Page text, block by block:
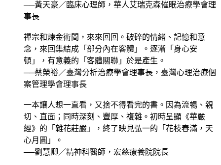
──黃天豪／臨床心理師，華人艾瑞克森催眠治療學會理
事長
禪宗和煉金術間，來來回回。破碎的情緒、記憶和意
念，來回集結成「部分內在客體」。逐漸「身心安
頓」，有意義的「客體關聯」於是產生。
──蔡榮裕／臺灣分析治療學會理事長，臺灣心理治療個
案管理學會理事長
一本讓人想一直看，又捨不得看完的書。因為流暢、親
切、直面；同時深刻、豐厚、複雜。初時呈顯《華嚴
經》的「雜花莊嚴」，終了映見弘一的「花枝春滿，天
心月圓」。
──劉慧卿／精神科醫師，宏慈療養院院長